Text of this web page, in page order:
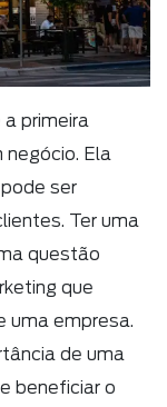
primeira
Ela
ser
Ter uma
questão
que
uma empresa.
de uma
beneficiar o